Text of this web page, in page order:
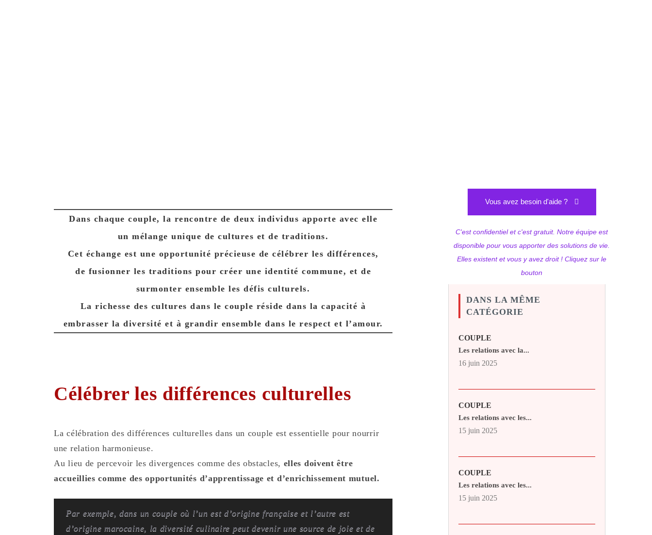
Dans chaque couple, la rencontre de deux individus apporte avec elle
un mélange unique de cultures et de traditions.
Cet échange est une opportunité précieuse de célébrer les différences,
de fusionner les traditions pour créer une identité commune, et de
surmonter ensemble les défis culturels.
La richesse des cultures dans le couple réside dans la capacité à
embrasser la diversité et à grandir ensemble dans le respect et l’amour.
Célébrer les différences culturelles
La célébration des différences culturelles dans un couple est essentielle pour nourrir
une relation harmonieuse.
Au lieu de percevoir les divergences comme des obstacles, elles doivent être
accueillies comme des opportunités d’apprentissage et d’enrichissement mutuel.
Par exemple, dans un couple où l’un est d’origine française et l’autre est
d’origine marocaine, la diversité culinaire peut devenir une source de joie et de
Vous avez besoin d'aide ?
C'est confidentiel et c'est gratuit. Notre équipe est
disponible pour vous apporter des solutions de vie.
Elles existent et vous y avez droit ! Cliquez sur le
bouton
DANS LA MÊME
CATÉGORIE
COUPLE
Les relations avec la...
16 juin 2025
COUPLE
Les relations avec les...
15 juin 2025
COUPLE
Les relations avec les...
15 juin 2025